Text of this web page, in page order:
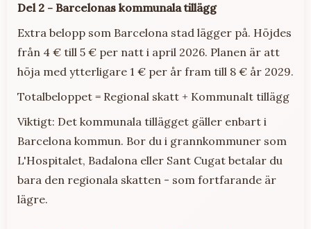
Del 2 - Barcelonas kommunala tillägg
Extra belopp som Barcelona stad lägger på. Höjdes
från 4 € till 5 € per natt i april 2026. Planen är att
höja med ytterligare 1 € per år fram till 8 € år 2029.
Totalbeloppet = Regional skatt + Kommunalt tillägg
Viktigt: Det kommunala tillägget gäller enbart i
Barcelona kommun. Bor du i grannkommuner som
L'Hospitalet, Badalona eller Sant Cugat betalar du
bara den regionala skatten - som fortfarande är
lägre.